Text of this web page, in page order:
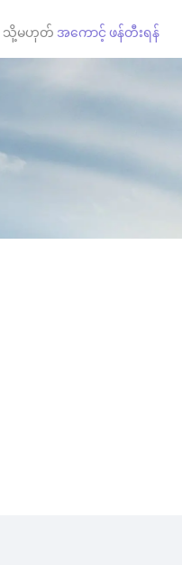
သို့မဟုတ် အကောင့် ဖန်တီးရန်